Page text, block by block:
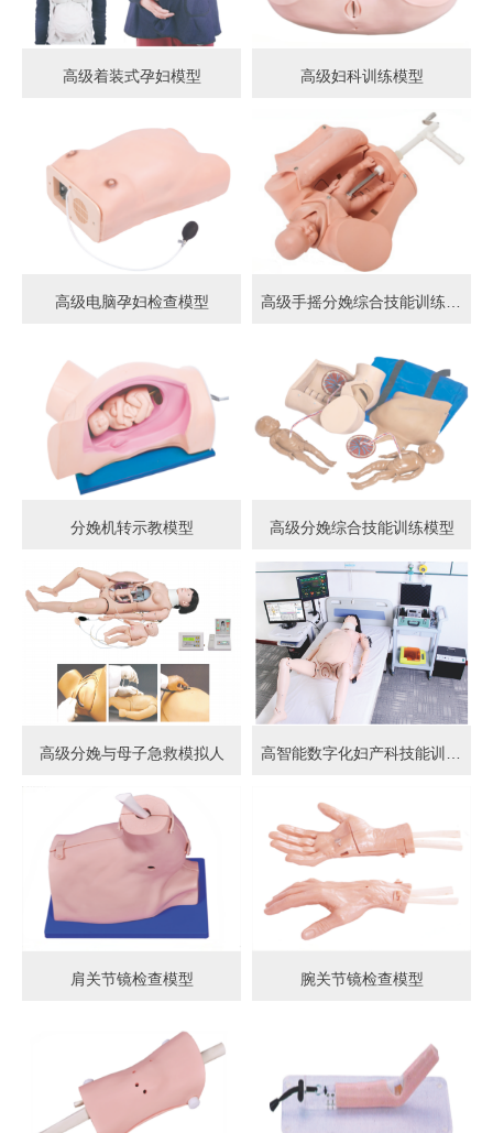
高级着装式孕妇模型 高级妇科训练模型
高级电脑孕妇检查模型 高级手摇分娩综合技能训练模型
分娩机转示教模型 高级分娩综合技能训练模型
高级分娩与母子急救模拟人
肩关节镜检查模型 腕关节镜检查模型